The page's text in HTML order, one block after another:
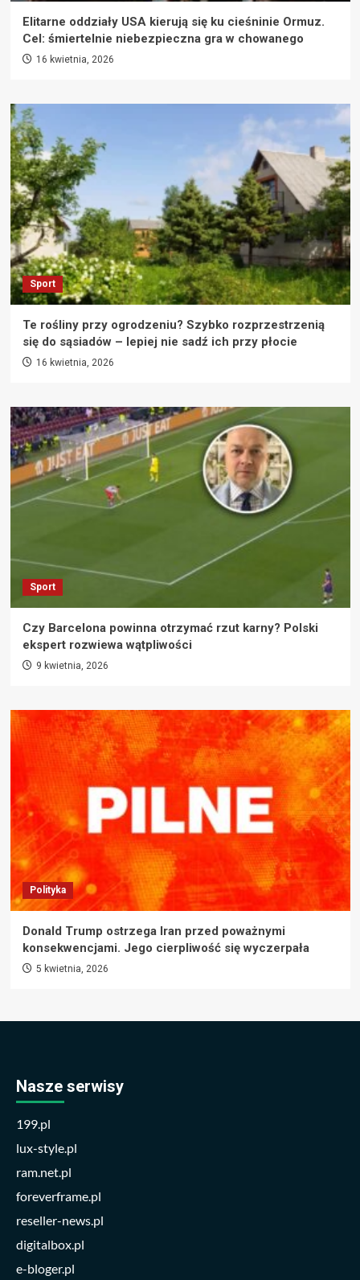
Elitarne oddziały USA kierują się ku cieśninie Ormuz.
Cel: śmiertelnie niebezpieczna gra w chowanego
16 kwietnia, 2026
Sport
Te rośliny przy ogrodzeniu? Szybko rozprzestrzenią
się do sąsiadów – lepiej nie sadź ich przy płocie
16 kwietnia, 2026
Sport
Czy Barcelona powinna otrzymać rzut karny? Polski
ekspert rozwiewa wątpliwości
9 kwietnia, 2026
Polityka
Donald Trump ostrzega Iran przed poważnymi
konsekwencjami. Jego cierpliwość się wyczerpała
5 kwietnia, 2026
Nasze serwisy
199.pl
lux-style.pl
ram.net.pl
foreverframe.pl
reseller-news.pl
digitalbox.pl
e-bloger.pl